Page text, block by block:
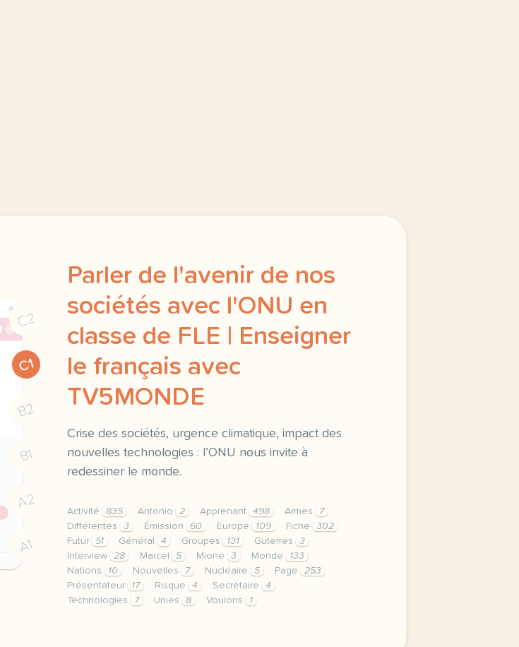
C2
C1
B2
B1
A2
A1
Parler de l'avenir de nos
sociétés avec l'ONU en
classe de FLE | Enseigner
le français avec
TV5MONDE
Crise des sociétés, urgence climatique, impact des
nouvelles technologies : l’ONU nous invite à
redessiner le monde.
Activité 835 Antonio 2 Apprenant 498 Armes
7
Différentes
3 Émission 60 Europe 109 Fiche
302
Futur
51 Général 4 Groupes 131 Guterres
3
Interview
28 Marcel 5 Mione 3 Monde
133
Nations
10 Nouvelles 7 Nucléaire 5 Page
253
Présentateur
17 Risque 4 Secrétaire
4
Technologies
7 Unies 8 Voulons 1